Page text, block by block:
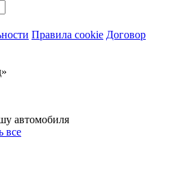
Правила cookie Договор
автомобиля
все